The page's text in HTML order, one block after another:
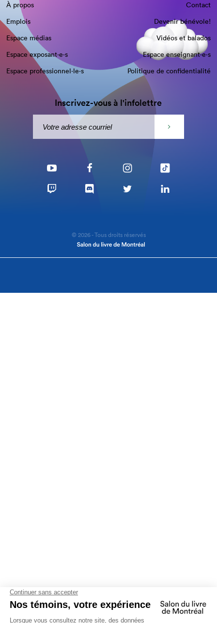
À propos
Contact
Emplois
Devenir bénévole!
Espace médias
Vidéos et balados
Espace exposant·e⋅s
Espace enseignant·e⋅s
Espace professionnel·le⋅s
Politique de confidentialité
Inscrivez-vous à l'infolettre
© 2026 - Tous droits réservés